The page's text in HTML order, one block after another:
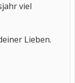
viel
Lieben.